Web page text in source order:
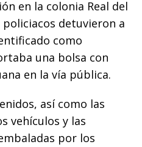
en la colonia Real del
detuvieron a
como
una bolsa con
en la vía pública.
así como las
vehículos y las
por los